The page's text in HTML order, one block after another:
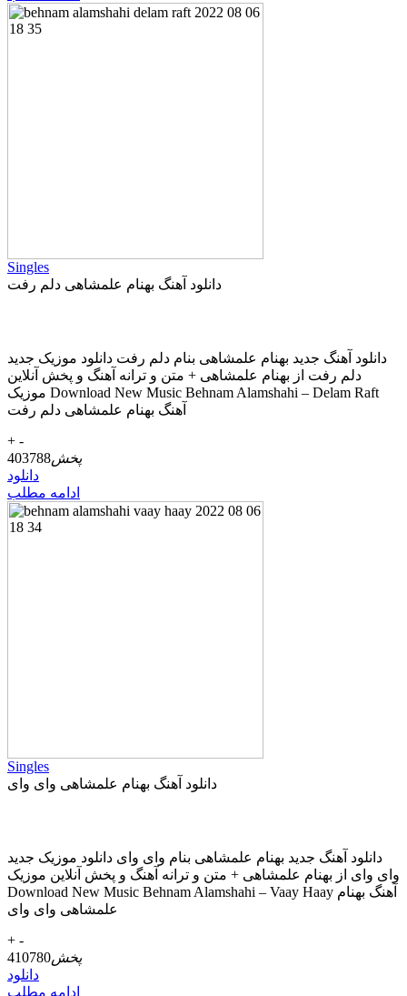
Singles
دانلود آهنگ بهنام علمشاهی دلم رفت
دانلود آهنگ جديد بهنام علمشاهی بنام دلم رفت دانلود موزیک جديد
دلم رفت از بهنام علمشاهی + متن و ترانه آهنگ و پخش آنلاين
موزيک Download New Music Behnam Alamshahi – Delam Raft
آهنگ بهنام علمشاهی دلم رفت
+ -
پخش403788
دانلود
ادامه مطلب
Singles
دانلود آهنگ بهنام علمشاهی وای وای
دانلود آهنگ جديد بهنام علمشاهی بنام وای وای دانلود موزیک جديد
وای وای از بهنام علمشاهی + متن و ترانه آهنگ و پخش آنلاين موزيک
Download New Music Behnam Alamshahi – Vaay Haay آهنگ بهنام
علمشاهی وای وای
+ -
پخش410780
دانلود
ادامه مطلب